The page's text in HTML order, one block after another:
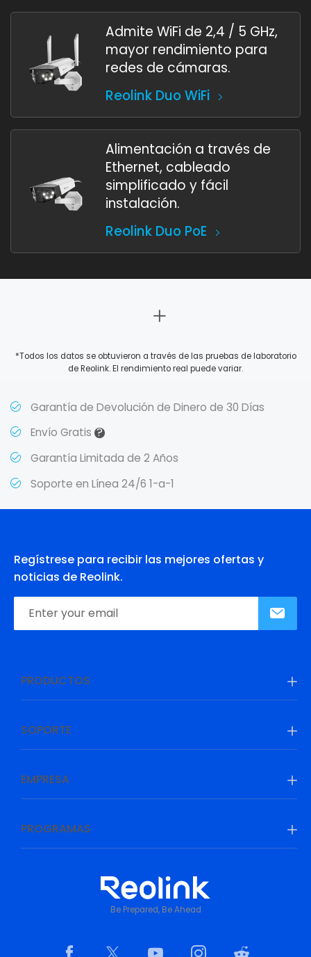
Admite WiFi de 2,4 / 5 GHz,
mayor rendimiento para
redes de cámaras.
Reolink Duo WiFi
Alimentación a través de
Ethernet, cableado
simplificado y fácil
instalación.
Reolink Duo PoE
*Todos los datos se obtuvieron a través de las pruebas de laboratorio
de Reolink. El rendimiento real puede variar.
Garantía de Devolución de Dinero de 30 Días
Envío Gratis ?
Garantía Limitada de 2 Años
Soporte en Línea 24/6 1-a-1
Regístrese para recibir las mejores ofertas y
noticias de Reolink.
PRODUCTOS
SOPORTE
EMPRESA
PROGRAMAS
Be Prepared, Be Ahead